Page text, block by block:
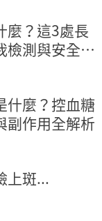
麼？這3處長
檢測與安全除
什麼？控血糖
副作用全解析
上斑...